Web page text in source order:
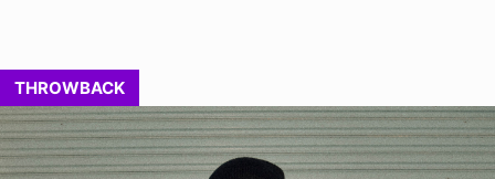
THROWBACK